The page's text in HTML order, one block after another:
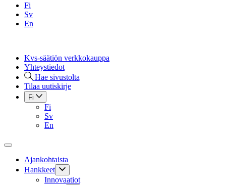
Fi
Sv
En
Kvs-säätiön verkkokauppa
Yhteystiedot
Hae sivustolta
Tilaa uutiskirje
Fi
Fi
Sv
En
Ajankohtaista
Hankkeet
Innovaatiot